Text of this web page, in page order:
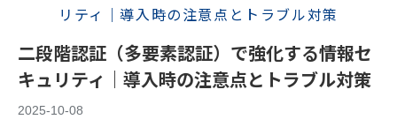
二段階認証（多要素認証）で強化する情報セ
キュリティ｜導入時の注意点とトラブル対策
2025-10-08